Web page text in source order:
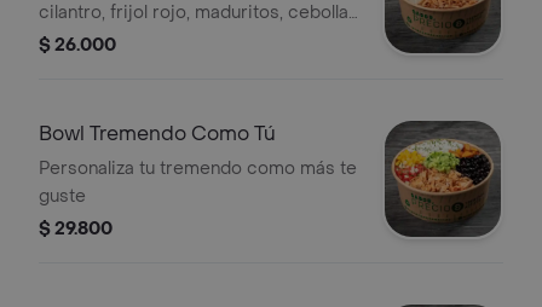
cilantro, frijol rojo, maduritos, cebolla
fresca, guacamole y maíz. picante
$ 26.000
Bowl Tremendo Como Tú
Personaliza tu tremendo como más te
guste
$ 29.800